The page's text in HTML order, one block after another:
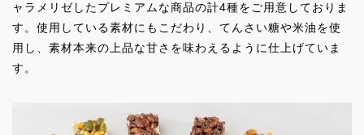
2024.09.10
イベント出店のお知らせ「エルミロード
2024.09.10
ャラメリゼしたプレミアムな商品の計4種をご用意しておりま
す。使用している素材にもこだわり、てんさい糖や米油を使
用し、素材本来の上品な甘さを味わえるように仕上げていま
す。